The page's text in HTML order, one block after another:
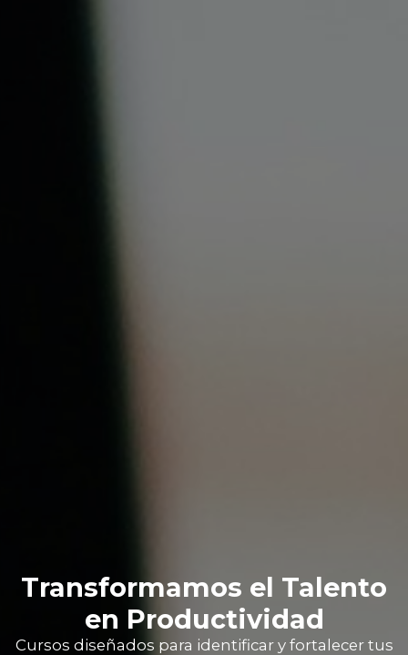
Transformamos el Talento
en Productividad
Cursos diseñados para identificar y fortalecer tus